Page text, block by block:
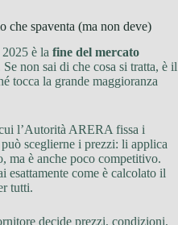
che spaventa (ma non deve)
è la fine del mercato
non sai di che cosa si tratta, è il
tocca la grande maggioranza
l’Autorità ARERA fissa i
sceglierne i prezzi: li applica
ma è anche poco competitivo.
esattamente come è calcolato il
tutti.
decide prezzi, condizioni,